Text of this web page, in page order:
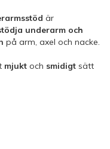
är
underarm och
på arm, axel och nacke.
mjukt och smidigt sätt